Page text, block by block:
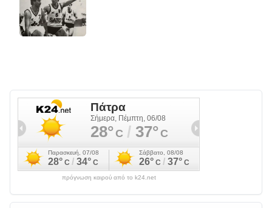
πρόγνωση καιρού από το k24.net